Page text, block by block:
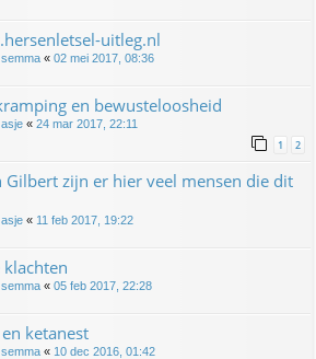
uitleg.nl
semma « 02 mei 2017, 08:36
en bewusteloosheid
asje « 24 mar 2017, 22:11
1 2
Gilbert zijn er hier veel mensen die dit
asje « 11 feb 2017, 19:22
semma « 05 feb 2017, 22:28
ketanest
semma « 10 dec 2016, 01:42